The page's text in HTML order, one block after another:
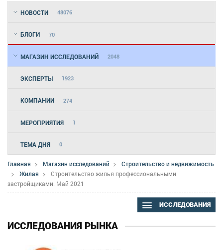
НОВОСТИ 48076
БЛОГИ 70
МАГАЗИН ИССЛЕДОВАНИЙ 2048
ЭКСПЕРТЫ 1923
КОМПАНИИ 274
МЕРОПРИЯТИЯ 1
ТЕМА ДНЯ 0
Главная Магазин исследований
Строительство и недвижимость
Жилая
Строительство жилья профессиональными
застройщиками. Май 2021
ИССЛЕДОВАНИЯ
ИССЛЕДОВАНИЯ РЫНКА